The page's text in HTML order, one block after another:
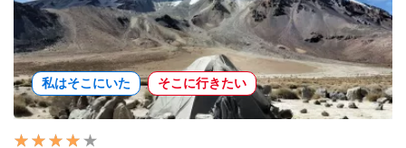
私はそこにいた そこに行きたい